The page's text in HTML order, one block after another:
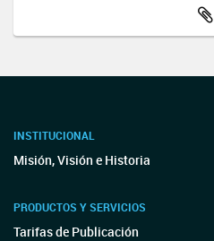
INSTITUCIONAL
Misión, Visión e Historia
PRODUCTOS Y SERVICIOS
Tarifas de Publicación